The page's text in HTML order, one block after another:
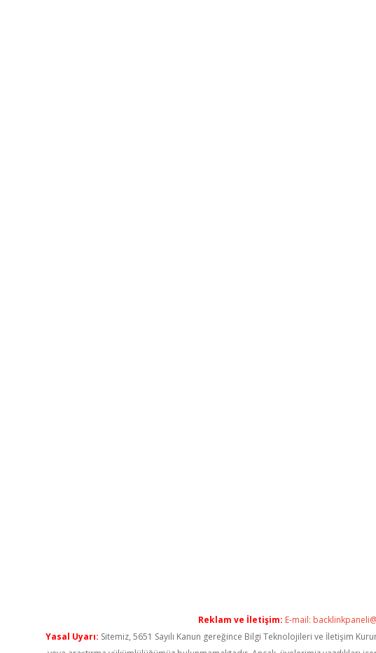
Reklam ve İletişim: E-mail:
Yasal Uyarı: Sitemiz, 5651 Sayılı Kanun gereğince Bilgi Teknolojileri ve İletişim